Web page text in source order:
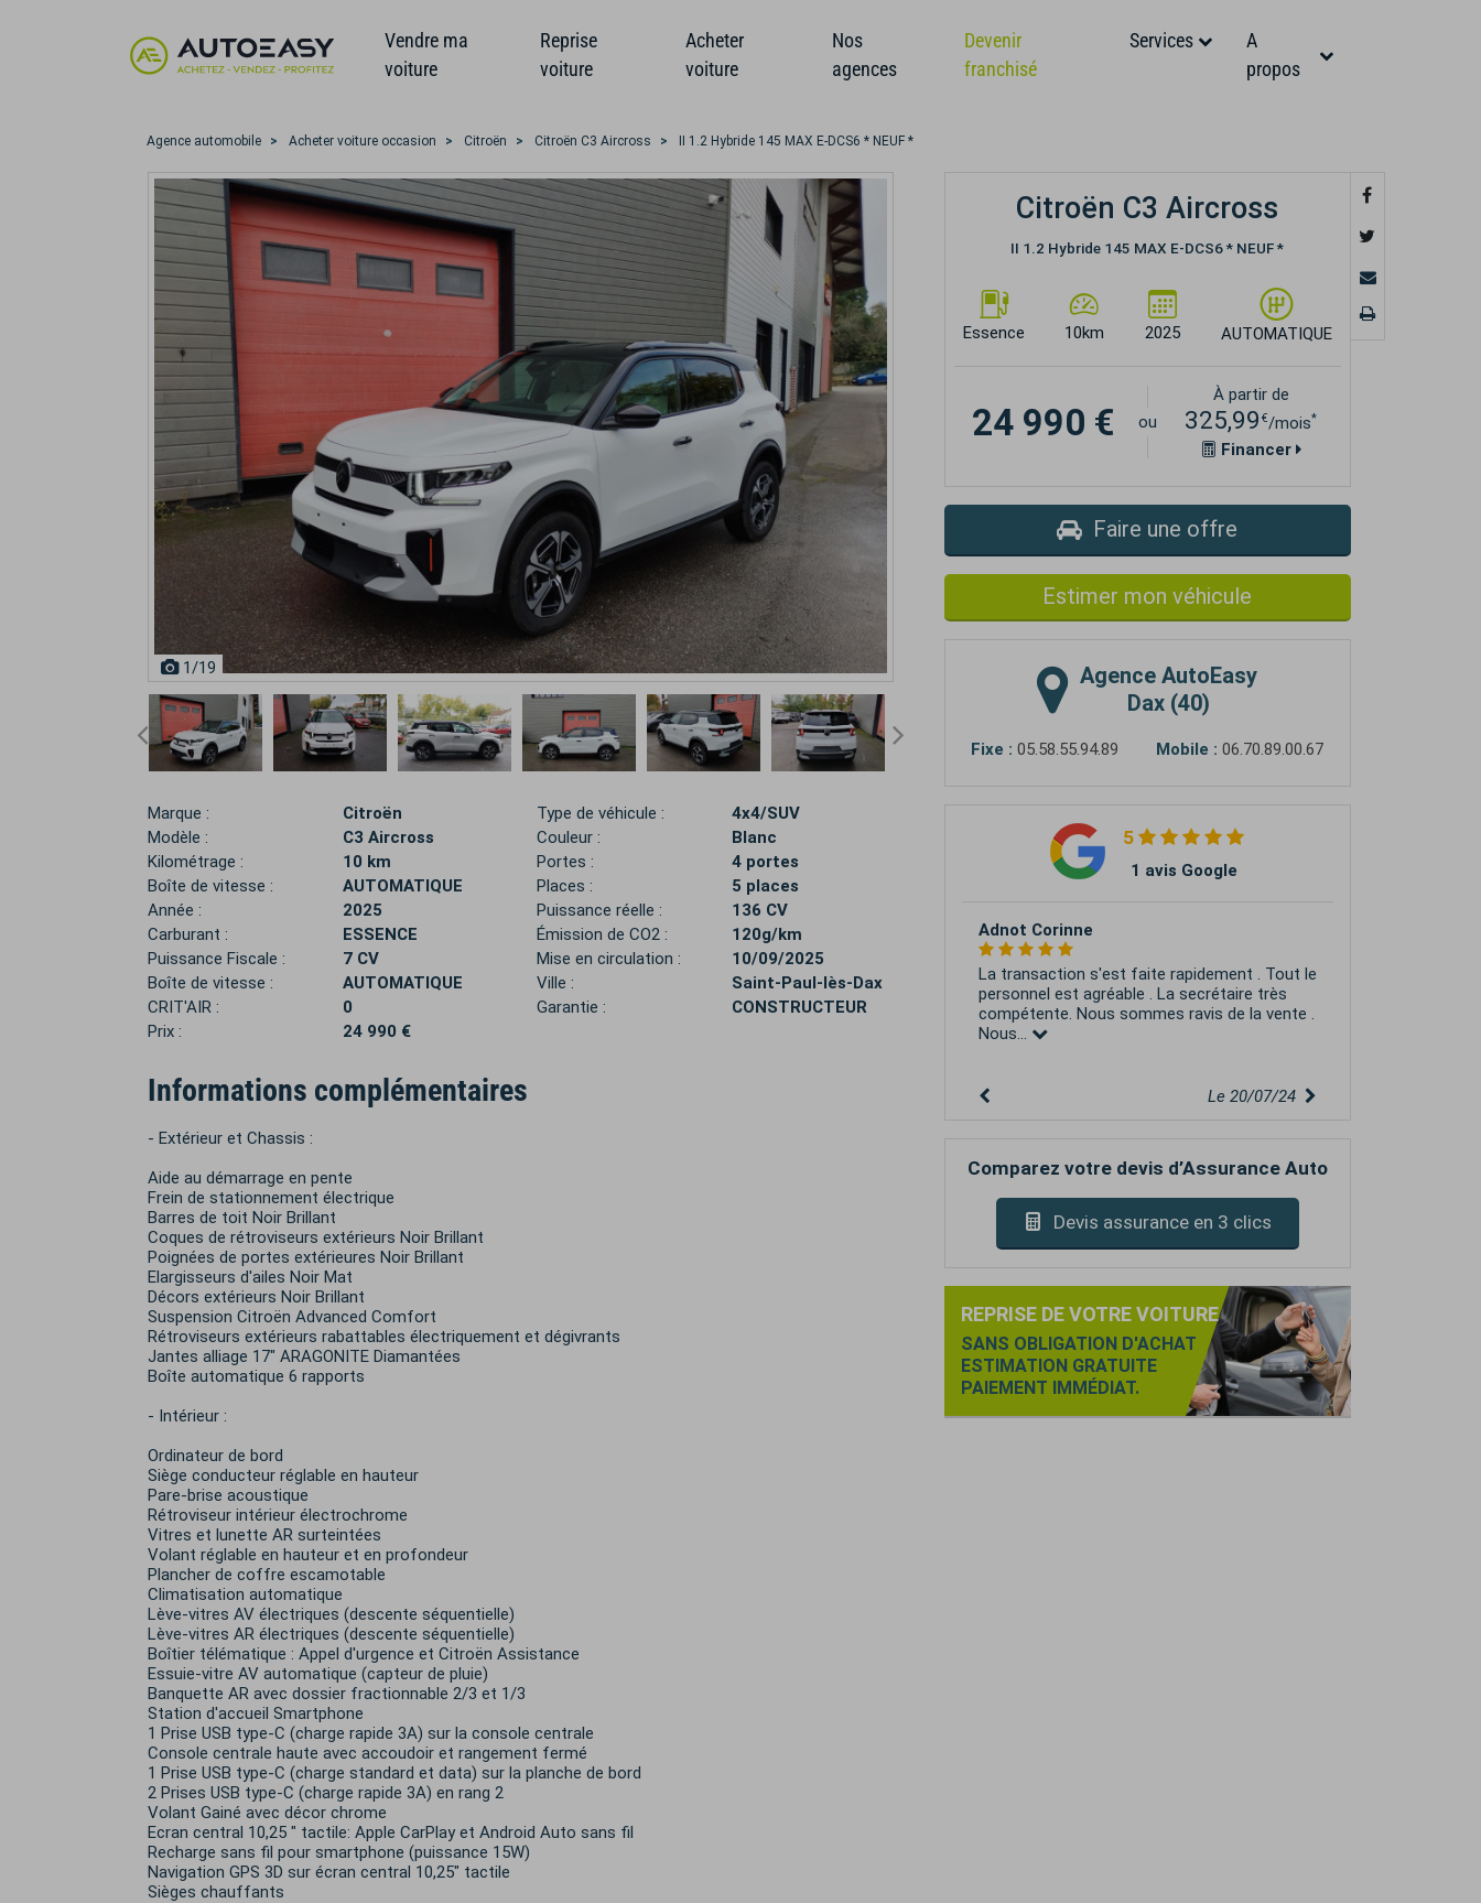
Vendre ma
voiture
Reprise
voiture
Acheter
voiture
Nos
agences
Devenir
franchisé
Services
A
propos
Agence automobile Acheter voiture occasion Citroën Citroën C3 Aircross II 1.2 Hybride 145 MAX E-DCS6 * NEUF *
1/19
Marque :
Citroën
Modèle :
C3 Aircross
Kilométrage :
10 km
Boîte de vitesse :
AUTOMATIQUE
Année :
2025
Carburant :
ESSENCE
Puissance Fiscale :
7 CV
Boîte de vitesse :
AUTOMATIQUE
CRIT'AIR :
0
Prix :
24 990 €
Type de véhicule :
4x4/SUV
Couleur :
Blanc
Portes :
4 portes
Places :
5 places
Puissance réelle :
136 CV
Émission de CO2 :
120g/km
Mise en circulation :
10/09/2025
Ville :
Saint-Paul-lès-Dax
Garantie :
CONSTRUCTEUR
Informations complémentaires
- Extérieur et Chassis :
Aide au démarrage en pente
Frein de stationnement électrique
Barres de toit Noir Brillant
Coques de rétroviseurs extérieurs Noir Brillant
Poignées de portes extérieures Noir Brillant
Elargisseurs d'ailes Noir Mat
Décors extérieurs Noir Brillant
Suspension Citroën Advanced Comfort
Rétroviseurs extérieurs rabattables électriquement et dégivrants
Jantes alliage 17" ARAGONITE Diamantées
Boîte automatique 6 rapports
- Intérieur :
Ordinateur de bord
Siège conducteur réglable en hauteur
Pare-brise acoustique
Rétroviseur intérieur électrochrome
Vitres et lunette AR surteintées
Volant réglable en hauteur et en profondeur
Plancher de coffre escamotable
Climatisation automatique
Lève-vitres AV électriques (descente séquentielle)
Lève-vitres AR électriques (descente séquentielle)
Boîtier télématique : Appel d'urgence et Citroën Assistance
Essuie-vitre AV automatique (capteur de pluie)
Banquette AR avec dossier fractionnable 2/3 et 1/3
Station d'accueil Smartphone
1 Prise USB type-C (charge rapide 3A) sur la console centrale
Console centrale haute avec accoudoir et rangement fermé
1 Prise USB type-C (charge standard et data) sur la planche de bord
2 Prises USB type-C (charge rapide 3A) en rang 2
Volant Gainé avec décor chrome
Ecran central 10,25 " tactile: Apple CarPlay et Android Auto sans fil
Recharge sans fil pour smartphone (puissance 15W)
Navigation GPS 3D sur écran central 10,25" tactile
Sièges chauffants
Citroën C3 Aircross
II 1.2 Hybride 145 MAX E-DCS6 * NEUF *
Essence 10km 2025 AUTOMATIQUE
24 990 € ou
À partir de
325,99 €/mois*
Financer
Faire une offre
Estimer mon véhicule
Agence AutoEasy
Dax (40)
Fixe : 05.58.55.94.89 Mobile : 06.70.89.00.67
5
1 avis Google
Adnot Corinne
La transaction s'est faite rapidement . Tout le
personnel est agréable . La secrétaire très
compétente. Nous sommes ravis de la vente .
Nous...
Le 20/07/24
Comparez votre devis d’Assurance Auto
Devis assurance en 3 clics
REPRISE DE VOTRE VOITURE
SANS OBLIGATION D'ACHAT
ESTIMATION GRATUITE
PAIEMENT IMMÉDIAT.